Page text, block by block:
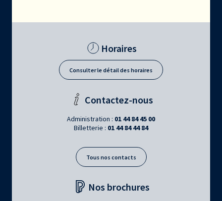
Horaires
Consulter le détail des horaires
Contactez-nous
Administration : 01 44 84 45 00
Billetterie : 01 44 84 44 84
Tous nos contacts
Nos brochures